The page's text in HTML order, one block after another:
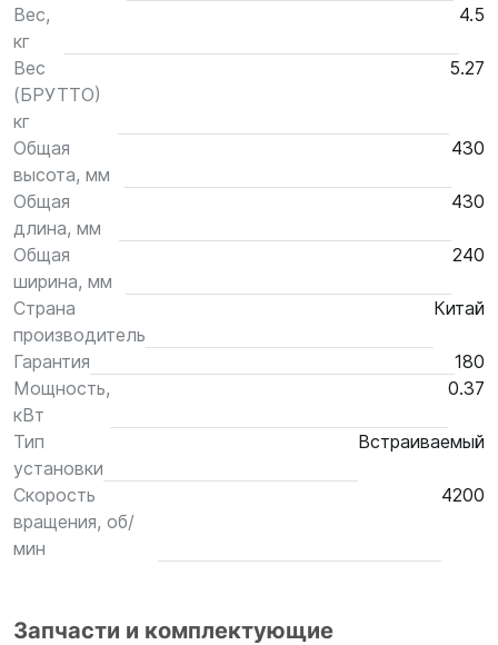
Вес,
кг
4.5
Вес
(БРУТТО)
кг
5.27
Общая
высота, мм
430
Общая
длина, мм
430
Общая
ширина, мм
240
Страна
производитель
Китай
Гарантия
180
Мощность,
кВт
0.37
Тип
установки
Встраиваемый
Скорость
вращения, об/
мин
4200
Запчасти и комплектующие